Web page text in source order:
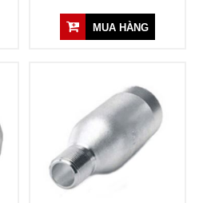
MUA HÀNG